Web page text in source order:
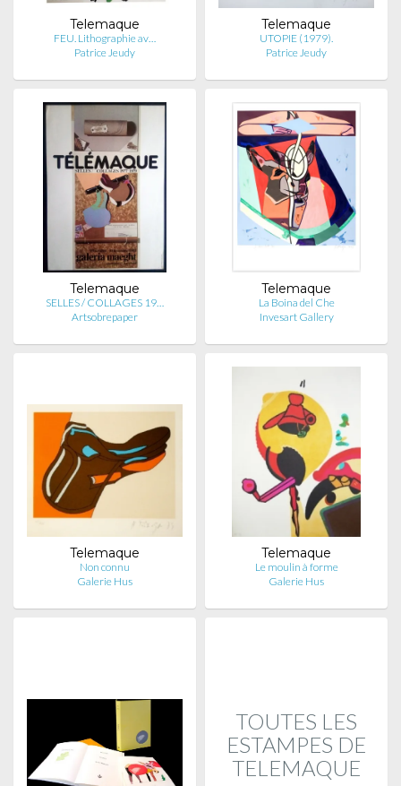
Telemaque
FEU. Lithographie av…
Patrice Jeudy
Telemaque
UTOPIE (1979).
Patrice Jeudy
Telemaque
SELLES / COLLAGES 19…
Artsobrepaper
Telemaque
La Boina del Che
Invesart Gallery
Telemaque
Non connu
Galerie Hus
Telemaque
Le moulin à forme
Galerie Hus
TOUTES LES
ESTAMPES DE
TELEMAQUE